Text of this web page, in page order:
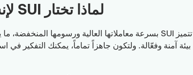
لماذا تختار SUI لإنشاء Meme Coin الخاصة بك؟
بيئة آمنة وفعّالة. ولتكون جاهزاً تماماً، يمكنك التفكير في